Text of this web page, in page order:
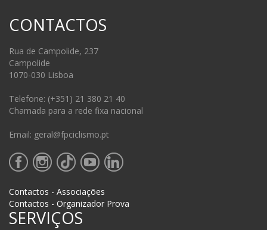
CONTACTOS
Rua de Campolide, 237
Campolide
1070-030 Lisboa
Telefone: (+351) 21 380 21 40
Chamada para a rede fixa nacional
Email: geral@fpciclismo.pt
Contactos - Associações
Contactos - Organizador Prova
SERVIÇOS